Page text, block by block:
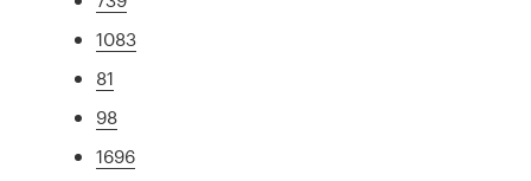
1083
81
98
1696